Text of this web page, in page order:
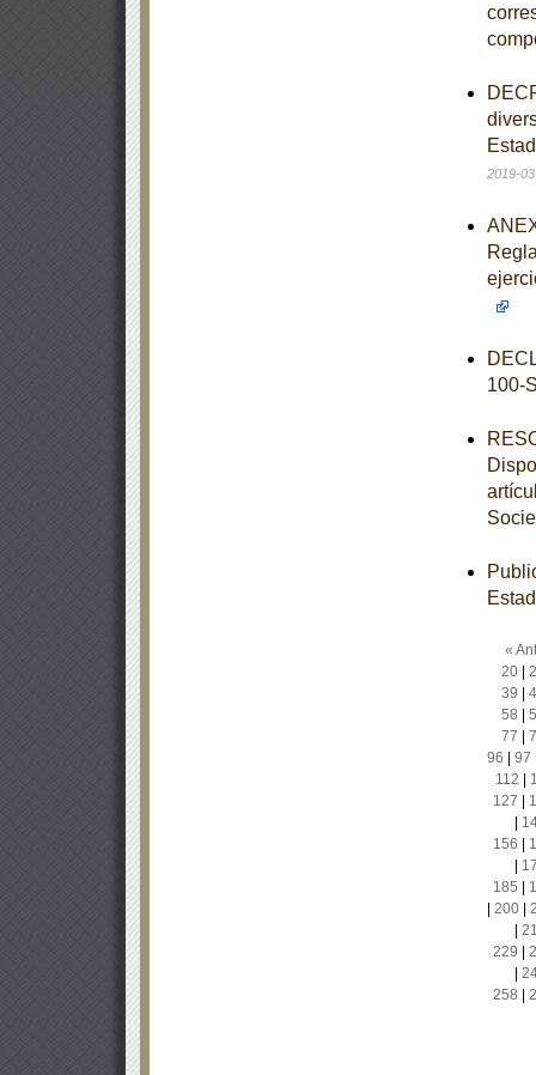
2019-
100-
«
20|
39
58
77
96
97
112
127
156
185
200|
229
258